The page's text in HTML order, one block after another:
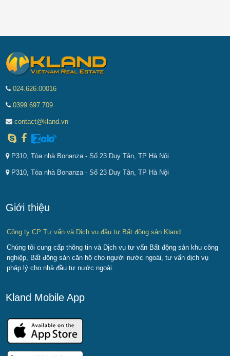
024.626.00016
0399.697.709
contact@kland.vn
P310, Tòa nhà Bonanza - Số 23 Duy Tân, TP Hà Nội
P310, Tòa nhà Bonanza - Số 23 Duy Tân, TP Hà Nội
Giới thiệu
Công ty CP Tư vấn và Dịch vụ đầu tư Bất động sản Kland
Chúng tôi cung cấp thông tin và Dịch vụ tư vấn Bất động sản khu công
nghiệp, Bất động sản căn hộ cho người nước ngoài, tư vấn dịch vụ
pháp lý cho nhà đầu tư nước ngoài.
Kland Mobile App